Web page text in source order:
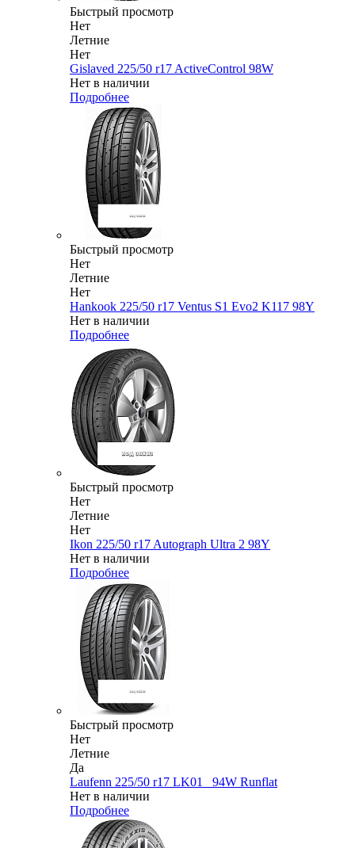
Быстрый просмотр
Нет
Летние
Нет
Gislaved 225/50 r17 ActiveControl 98W
Нет в наличии
Подробнее
Быстрый просмотр
Нет
Летние
Нет
Hankook 225/50 r17 Ventus S1 Evo2 K117 98Y
Нет в наличии
Подробнее
Быстрый просмотр
Нет
Летние
Нет
Ikon 225/50 r17 Autograph Ultra 2 98Y
Нет в наличии
Подробнее
Быстрый просмотр
Нет
Летние
Да
Laufenn 225/50 r17 LK01_ 94W Runflat
Нет в наличии
Подробнее